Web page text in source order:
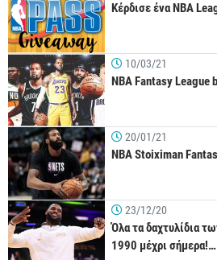
Κέρδισε ένα NBA
10/03/21
NBA Fantasy League
20/01/21
NBA Stoiximan
23/12/20
Όλα τα δαχτυλίδια
1990 μέχρι σήμερα!…